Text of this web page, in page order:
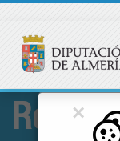
×
Red